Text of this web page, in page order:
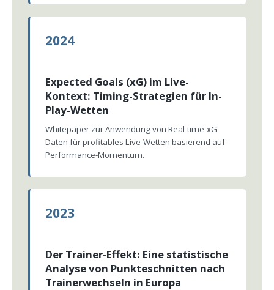
2024
Expected Goals (xG) im Live-
Kontext: Timing-Strategien für In-
Play-Wetten
Whitepaper zur Anwendung von Real-time-xG-
Daten für profitables Live-Wetten basierend auf
Performance-Momentum.
2023
Der Trainer-Effekt: Eine statistische
Analyse von Punkteschnitten nach
Trainerwechseln in Europa